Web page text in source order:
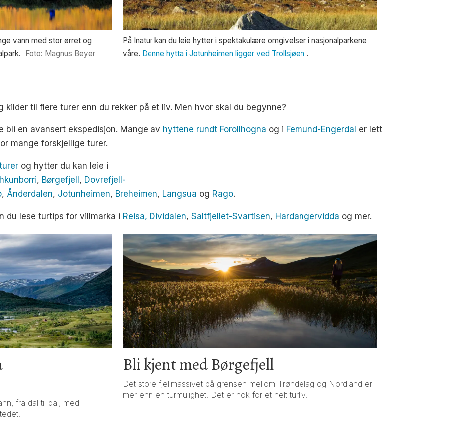
vann med stor ørret og
Foto: Magnus Beyer
På Inatur kan du leie hytter i spektakulære omgivelser i nasjonalparkene
våre. Denne hytta i Jotunheimen ligger ved Trollsjøen .
kilder til flere turer enn du rekker på et liv. Men hvor skal du begynne?
bli en avansert ekspedisjon. Mange av hyttene rundt Forollhogna og i Femund-Engerdal er lett
mange forskjellige turer.
og hytter du kan leie i
, Børgefjell , Dovrefjell-
, Ånderdalen, Jotunheimen, Breheimen, Langsua og Rago.
du lese turtips for villmarka i Reisa, Dividalen,Saltfjellet-Svartisen, Hardangervidda og mer.
fra dal til dal, med
Bli kjent med Børgefjell
Det store fjellmassivet på grensen mellom Trøndelag og Nordland er
mer enn en turmulighet. Det er nok for et helt turliv.